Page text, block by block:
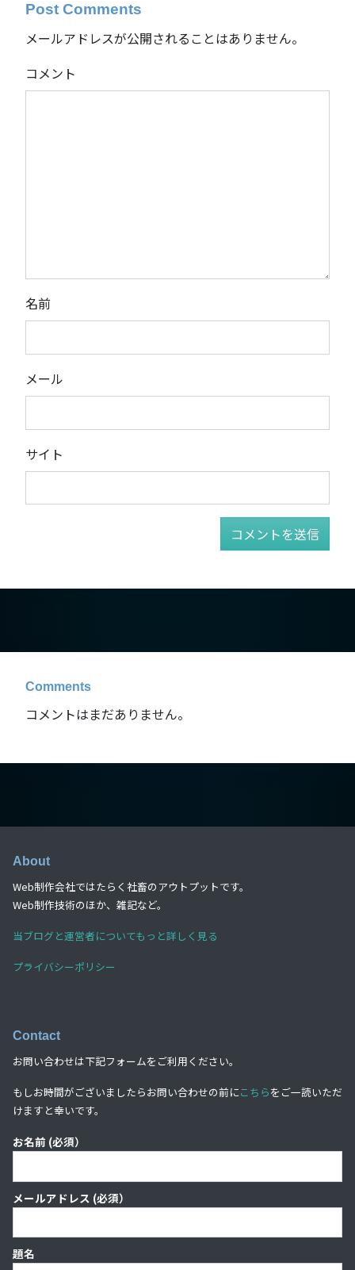
Post Comments
メールアドレスが公開されることはありません。
コメント
名前
メール
サイト
Comments
コメントはまだありません。
About
Web制作会社ではたらく社畜のアウトプットです。
Web制作技術のほか、雑記など。
当ブログと運営者についてもっと詳しく見る
プライバシーポリシー
Contact
お問い合わせは下記フォームをご利用ください。
もしお時間がございましたらお問い合わせの前にこちらをご一読いただ
けますと幸いです。
お名前 (必須）
メールアドレス (必須）
題名